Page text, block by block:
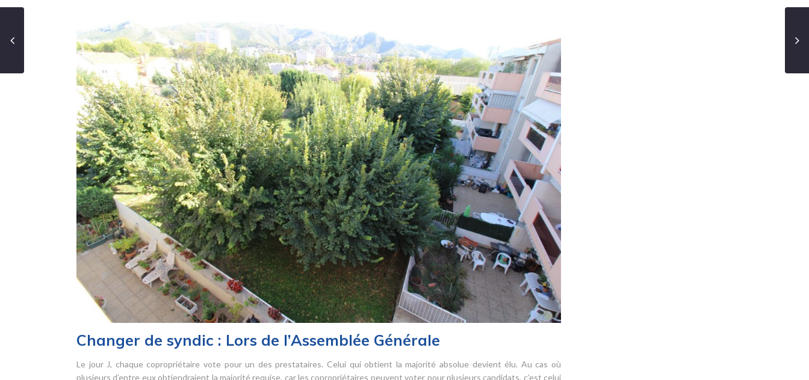
Changer de syndic : Lors de l’Assemblée Générale
Le jour J, chaque copropriétaire vote pour un des prestataires. Celui qui obtient la majorité absolue devient élu. Au cas où
plusieurs d’entre eux obtiendraient la majorité requise, car les copropriétaires peuvent voter pour plusieurs candidats, c’est celui